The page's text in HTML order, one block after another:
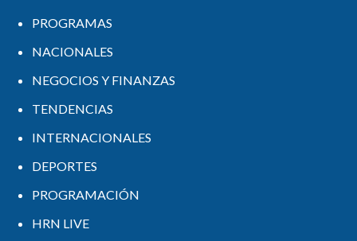
PROGRAMAS
NACIONALES
NEGOCIOS Y FINANZAS
TENDENCIAS
INTERNACIONALES
DEPORTES
PROGRAMACIÓN
HRN LIVE